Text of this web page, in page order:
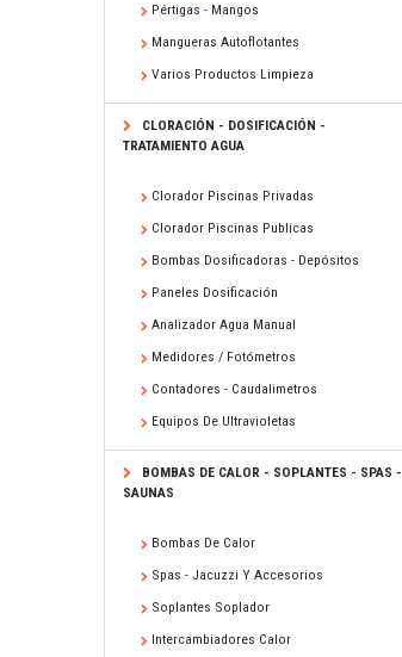
Pértigas - Mangos
Mangueras Autoflotantes
Varios Productos Limpieza
CLORACIÓN - DOSIFICACIÓN -
TRATAMIENTO AGUA
Clorador Piscinas Privadas
Clorador Piscinas Publicas
Bombas Dosificadoras - Depósitos
Paneles Dosificación
Analizador Agua Manual
Medidores / Fotómetros
Contadores - Caudalimetros
Equipos De Ultravioletas
BOMBAS DE CALOR - SOPLANTES - SPAS -
SAUNAS
Bombas De Calor
Spas - Jacuzzi Y Accesorios
Soplantes Soplador
Intercambiadores Calor